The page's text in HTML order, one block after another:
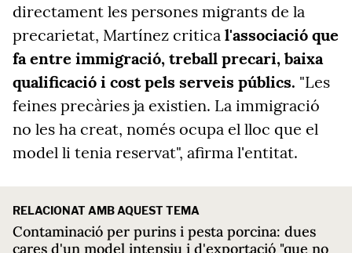
directament les persones migrants de la
precarietat, Martínez critica l'associació que
fa entre immigració, treball precari, baixa
qualificació i cost pels serveis públics. "Les
feines precàries ja existien. La immigració
no les ha creat, només ocupa el lloc que el
model li tenia reservat", afirma l'entitat.
RELACIONAT AMB AQUEST TEMA
Contaminació per purins i pesta porcina: dues
cares d'un model intensiu i d'exportació "que no